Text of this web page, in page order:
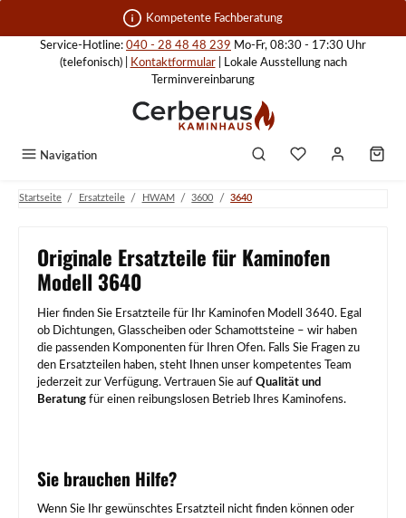
Zum Hauptinhalt springen Kompetente Fachberatung
Service-Hotline: 040 - 28 48 48 239 Mo-Fr, 08:30 - 17:30 Uhr
(telefonisch) |
Kontaktformular| Lokale Ausstellung nach
Terminvereinbarung
Navigation
Startseite / Ersatzteile / HWAM / 3600 / 3640
Originale Ersatzteile für Kaminofen
Modell 3640
Hier finden Sie Ersatzteile für Ihr Kaminofen Modell 3640. Egal
ob Dichtungen, Glasscheiben oder Schamottsteine – wir haben
die passenden Komponenten für Ihren Ofen. Falls Sie Fragen zu
den Ersatzteilen haben, steht Ihnen unser kompetentes Team
jederzeit zur Verfügung. Vertrauen Sie auf Qualität und
Beratung für einen reibungslosen Betrieb Ihres Kaminofens.
Sie brauchen Hilfe?
Wenn Sie Ihr gewünschtes Ersatzteil nicht finden können oder